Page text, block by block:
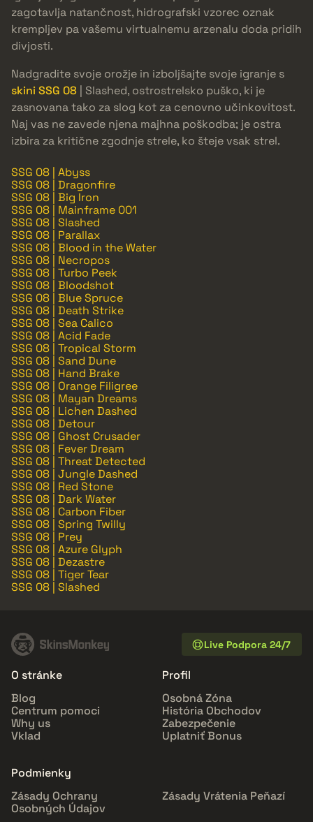
zagotavlja natančnost, hidrografski vzorec oznak
krempljev pa vašemu virtualnemu arzenalu doda pridih
divjosti.
Nadgradite svoje orožje in izboljšajte svoje igranje s
skini SSG 08 | Slashed, ostrostrelsko puško, ki je
zasnovana tako za slog kot za cenovno učinkovitost.
Naj vas ne zavede njena majhna poškodba; je ostra
izbira za kritične zgodnje strele, ko šteje vsak strel.
SSG 08 | Abyss
SSG 08 | Dragonfire
SSG 08 | Big Iron
SSG 08 | Mainframe 001
SSG 08 | Slashed
SSG 08 | Parallax
SSG 08 | Blood in the Water
SSG 08 | Necropos
SSG 08 | Turbo Peek
SSG 08 | Bloodshot
SSG 08 | Blue Spruce
SSG 08 | Death Strike
SSG 08 | Sea Calico
SSG 08 | Acid Fade
SSG 08 | Tropical Storm
SSG 08 | Sand Dune
SSG 08 | Hand Brake
SSG 08 | Orange Filigree
SSG 08 | Mayan Dreams
SSG 08 | Lichen Dashed
SSG 08 | Detour
SSG 08 | Ghost Crusader
SSG 08 | Fever Dream
SSG 08 | Threat Detected
SSG 08 | Jungle Dashed
SSG 08 | Red Stone
SSG 08 | Dark Water
SSG 08 | Carbon Fiber
SSG 08 | Spring Twilly
SSG 08 | Prey
SSG 08 | Azure Glyph
SSG 08 | Dezastre
SSG 08 | Tiger Tear
SSG 08 | Slashed
Live Podpora 24/7
O stránke
Blog
Centrum pomoci
Why us
Vklad
Profil
Osobná Zóna
História Obchodov
Zabezpečenie
Uplatniť Bonus
Podmienky
Zásady Ochrany
Osobných Údajov
Zásady Vrátenia Peňazí